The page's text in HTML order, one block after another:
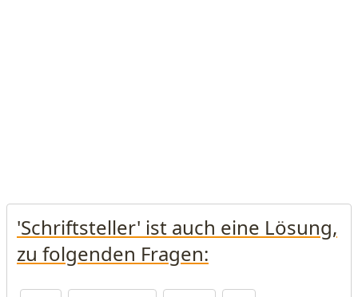
'Schriftsteller' ist auch eine Lösung,
zu folgenden Fragen: